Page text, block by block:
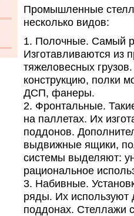
Промышленные
несколько видов:
Полочные. Самый
Изготавливаются из
тяжеловесных
конструкцию, полки
ДСП, фанеры.
Фронтальные.
на паллетах. Их
поддонов.
выдвижные ящики,
системы выделяют:
рациональное
Набивные.
ряды. Их используют
поддонах. Стеллажи